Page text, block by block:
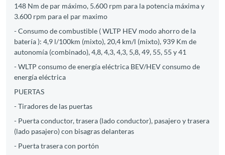
148 Nm de par máximo, 5.600 rpm para la potencia máxima y
3.600 rpm para el par maximo
- Consumo de combustible ( WLTP HEV modo ahorro de la
batería ): 4,9 l/100km (mixto), 20,4 km/l (mixto), 939 Km de
autonomía (combinado), 4,8, 4,3, 4,3, 5,8, 49, 55, 55 y 41
- WLTP consumo de energía eléctrica BEV/HEV consumo de
energía eléctrica
PUERTAS
- Tiradores de las puertas
- Puerta conductor, trasera (lado conductor), pasajero y trasera
(lado pasajero) con bisagras delanteras
- Puerta trasera con portón